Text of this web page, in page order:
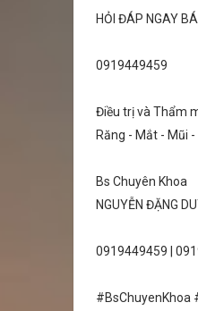
HỎI ĐÁP NGAY
0919449459
Điều trị và Thẩm
Răng - Mắt - Mũi
Bs Chuyên Khoa
NGUYỄN ĐẶNG
0919449459 |
#BsChuyenKhoa